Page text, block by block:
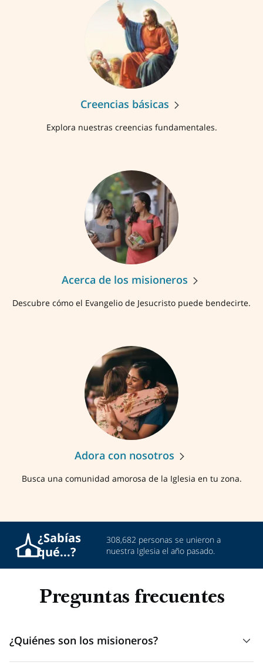
Creencias básicas
Explora nuestras creencias fundamentales.
Acerca de los misioneros
Descubre cómo el Evangelio de Jesucristo puede bendecirte.
Adora con nosotros
Busca una comunidad amorosa de la Iglesia en tu zona.
¿Sabías
qué...?
308,682 personas se unieron a
nuestra Iglesia el año pasado.
Preguntas frecuentes
¿Quiénes son los misioneros?